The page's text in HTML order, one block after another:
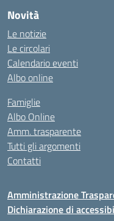
Novità
Le notizie
Le circolari
Calendario eventi
Albo online
Famiglie
Albo Online
Amm. trasparente
Tutti gli argomenti
Contatti
Amministrazione
Dichiarazione di